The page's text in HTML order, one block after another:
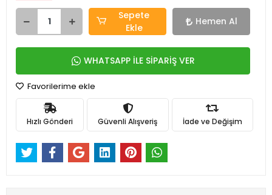
Sepete
Ekle
Hemen Al
WHATSAPP İLE SİPARİŞ VER
Favorilerime ekle
Hızlı Gönderi Güvenli Alışveriş İade ve Değişim